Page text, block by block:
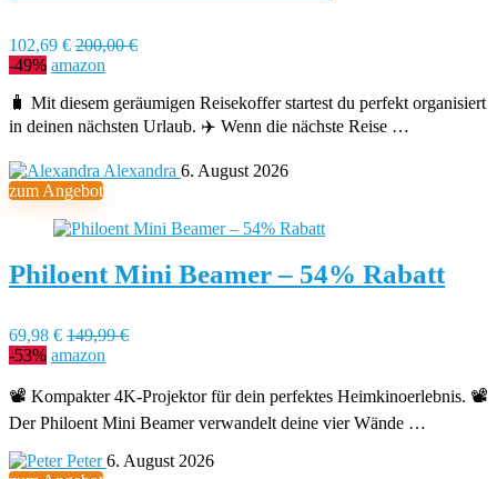
102,69 € 200,00 €
-49% amazon
🧳 Mit diesem geräumigen Reisekoffer startest du perfekt organisiert
in deinen nächsten Urlaub. ✈️ Wenn die nächste Reise …
Alexandra 6. August 2026
zum Angebot
Philoent Mini Beamer – 54% Rabatt
69,98 € 149,99 €
-53% amazon
📽️ Kompakter 4K-Projektor für dein perfektes Heimkinoerlebnis. 📽️
Der Philoent Mini Beamer verwandelt deine vier Wände …
Peter6. August 2026